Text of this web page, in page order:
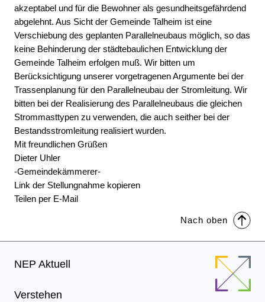
akzeptabel und für die Bewohner als gesundheitsgefährdend
abgelehnt. Aus Sicht der Gemeinde Talheim ist eine
Verschiebung des geplanten Parallelneubaus möglich, so das
keine Behinderung der städtebaulichen Entwicklung der
Gemeinde Talheim erfolgen muß. Wir bitten um
Berücksichtigung unserer vorgetragenen Argumente bei der
Trassenplanung für den Parallelneubau der Stromleitung. Wir
bitten bei der Realisierung des Parallelneubaus die gleichen
Strommasttypen zu verwenden, die auch seither bei der
Bestandsstromleitung realisiert wurden.
Mit freundlichen Grüßen
Dieter Uhler
-Gemeindekämmerer-
Link der Stellungnahme kopieren
Teilen per E-Mail
Nach oben
Footer
NEP Aktuell
Verstehen